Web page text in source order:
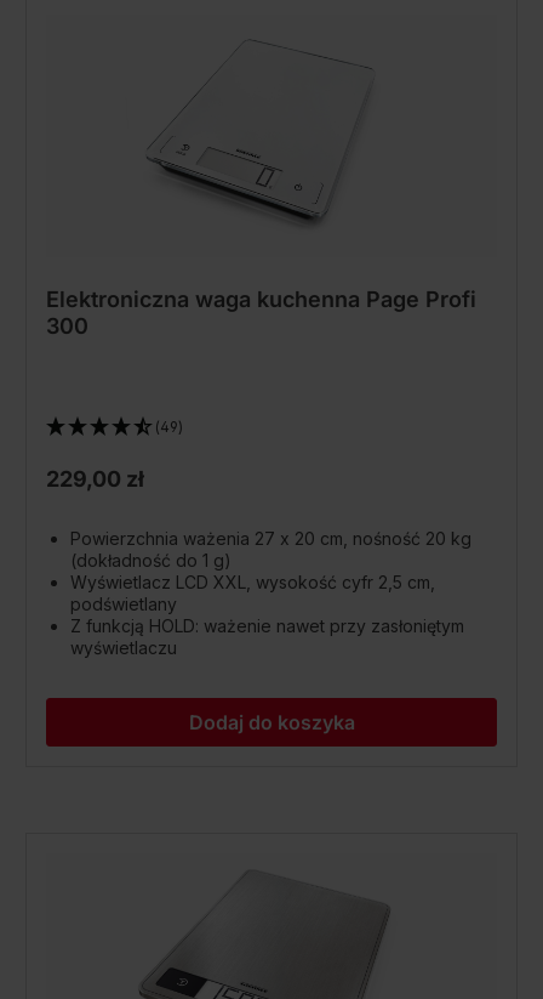
Elektroniczna waga kuchenna Page Profi
300
(49)
229,00 zł
Powierzchnia ważenia 27 x 20 cm, nośność 20 kg
(dokładność do 1 g)
Wyświetlacz LCD XXL, wysokość cyfr 2,5 cm,
podświetlany
Z funkcją HOLD: ważenie nawet przy zasłoniętym
wyświetlaczu
Dodaj do koszyka